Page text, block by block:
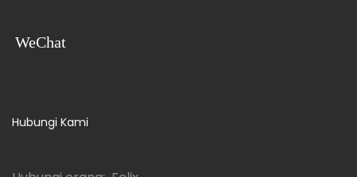
WeChat
Hubungi Kami